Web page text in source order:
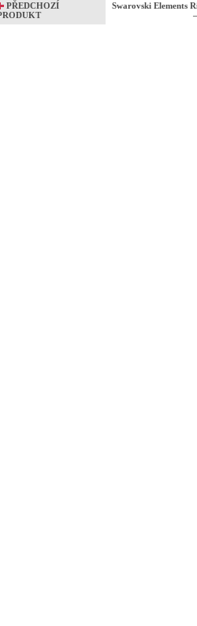
PŘEDCHOZÍ
Swarovski Elements